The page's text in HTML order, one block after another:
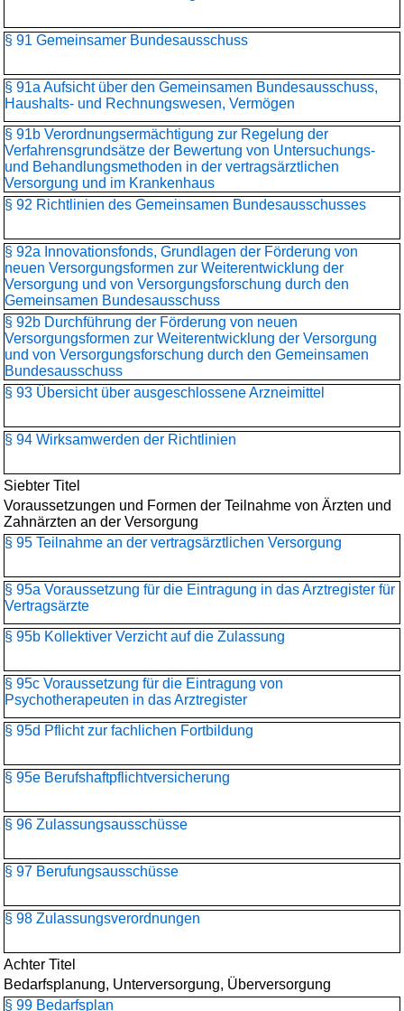
§ 91 Gemeinsamer Bundesausschuss
§ 91a Aufsicht über den Gemeinsamen Bundesausschuss,
Haushalts- und Rechnungswesen, Vermögen
§ 91b Verordnungsermächtigung zur Regelung der
Verfahrensgrundsätze der Bewertung von Untersuchungs-
und Behandlungsmethoden in der vertragsärztlichen
Versorgung und im Krankenhaus
§ 92 Richtlinien des Gemeinsamen Bundesausschusses
§ 92a Innovationsfonds, Grundlagen der Förderung von
neuen Versorgungsformen zur Weiterentwicklung der
Versorgung und von Versorgungsforschung durch den
Gemeinsamen Bundesausschuss
§ 92b Durchführung der Förderung von neuen
Versorgungsformen zur Weiterentwicklung der Versorgung
und von Versorgungsforschung durch den Gemeinsamen
Bundesausschuss
§ 93 Übersicht über ausgeschlossene Arzneimittel
§ 94 Wirksamwerden der Richtlinien
Siebter Titel
Voraussetzungen und Formen der Teilnahme von Ärzten und
Zahnärzten an der Versorgung
§ 95 Teilnahme an der vertragsärztlichen Versorgung
§ 95a Voraussetzung für die Eintragung in das Arztregister für
Vertragsärzte
§ 95b Kollektiver Verzicht auf die Zulassung
§ 95c Voraussetzung für die Eintragung von
Psychotherapeuten in das Arztregister
§ 95d Pflicht zur fachlichen Fortbildung
§ 95e Berufshaftpflichtversicherung
§ 96 Zulassungsausschüsse
§ 97 Berufungsausschüsse
§ 98 Zulassungsverordnungen
Achter Titel
Bedarfsplanung, Unterversorgung, Überversorgung
§ 99 Bedarfsplan